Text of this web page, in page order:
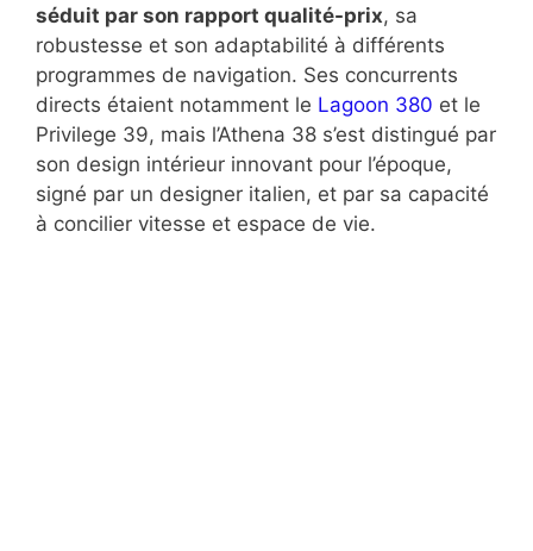
séduit par son rapport qualité-prix, sa
robustesse et son adaptabilité à différents
programmes de navigation. Ses concurrents
directs étaient notamment le Lagoon 380 et le
Privilege 39, mais l’Athena 38 s’est distingué par
son design intérieur innovant pour l’époque,
signé par un designer italien, et par sa capacité
à concilier vitesse et espace de vie.